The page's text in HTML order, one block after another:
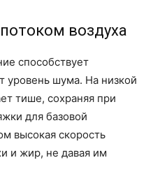
воздуха
способствует
уровень шума. На низкой
тише, сохраняя при
для базовой
высокая скорость
и жир, не давая им